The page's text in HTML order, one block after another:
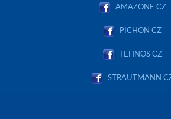
AMAZONE CZ
PICHON CZ
TEHNOS CZ